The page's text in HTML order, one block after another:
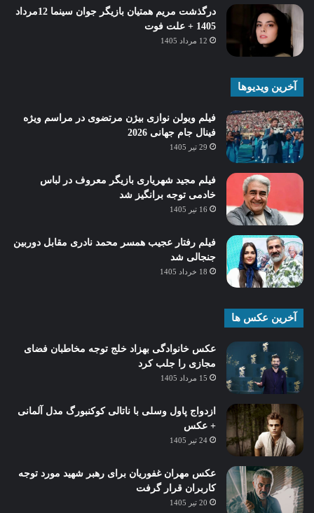
درگذشت مریم همتیان بازیگر جوان سینما 12مرداد
1405 + علت فوت
12 مرداد 1405
آخرین ویدیوها
فیلم ویولن نوازی بیژن مرتضوی در مراسم ویژه
فینال جام جهانی 2026
29 تیر 1405
فیلم مجید شهریاری بازیگر معروف در لباس
خادمی توجه برانگیز شد
16 تیر 1405
فیلم رفتار عجیب همسر محمد نادری مقابل دوربین
جنجالی شد
18 خرداد 1405
آخرین عکس ها
عکس خانوادگی بهزاد خلج توجه مخاطبان فضای
مجازی را جلب کرد
15 مرداد 1405
ازدواج پاول وسلی با ناتالی کوکنبورگ مدل آلمانی
+ عکس
24 تیر 1405
عکس مهران غفوریان برای رهبر شهید مورد توجه
کاربران قرار گرفت
20 تیر 1405